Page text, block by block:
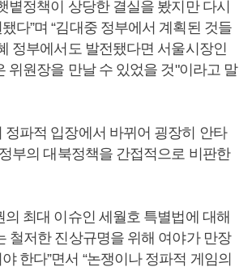
볕정책이 상당한 결실을 봤지만 다시
다”며 “김대중 정부에서 계획된 것들
정부에서도 발전됐다면 서울시장인
위원장을 만날 수 있었을 것"이라고 말
정파적 입장에서 바뀌어 굉장히 안타
부의 대북정책을 간접적으로 비판한
의 최대 이슈인 세월호 특별법에 대해
철저한 진상규명을 위해 여야가 만장
한다”면서 “논쟁이나 정파적 게임의